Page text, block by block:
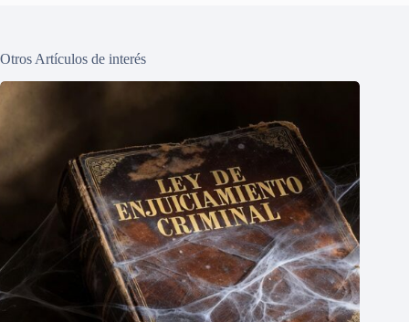
Otros Artículos de interés